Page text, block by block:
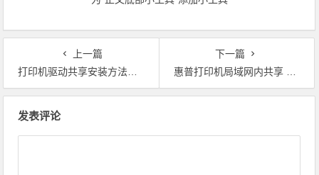
上一篇
打印机驱动共享安装方法教程
下一篇
惠普打印机局域网内共享 遇系统不支持的请求命令 错误快速解决问题
发表评论